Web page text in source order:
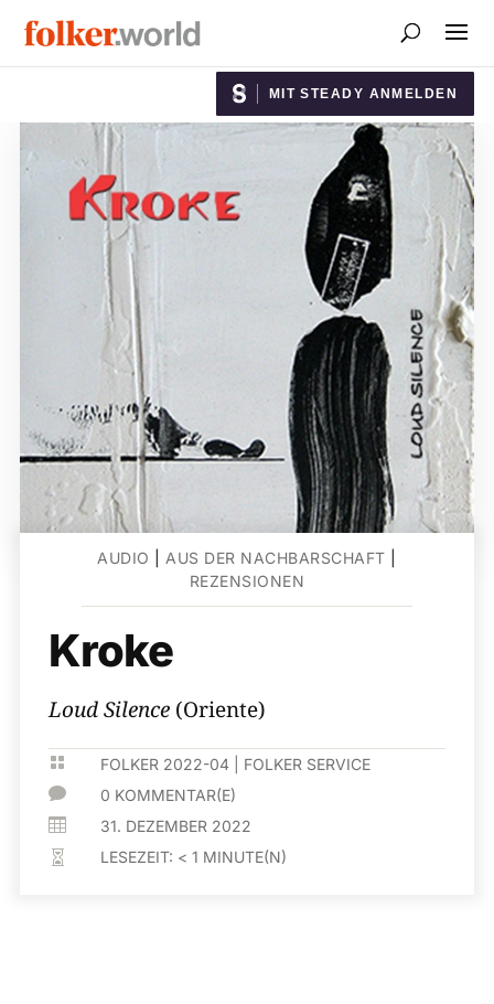
MIT STEADY ANMELDEN
AUDIO AUS DER NACHBARSCHAFT
REZENSIONEN
Kroke
Loud Silence (Oriente)
 FOLKER 2022-04 FOLKER SERVICE
 0 KOMMENTAR(E)
 31. DEZEMBER 2022
 LESEZEIT: < 1 MINUTE(N)